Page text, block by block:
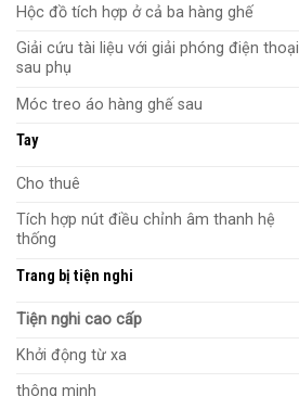
Hộc đồ tích hợp ở cả ba hàng ghế
Giải cứu tài liệu với giải phóng điện thoại
sau phụ
Móc treo áo hàng ghế sau
Tay
Cho thuê
Tích hợp nút điều chỉnh âm thanh hệ
thống
Trang bị tiện nghi
Tiện nghi cao cấp
Khởi động từ xa
thông minh